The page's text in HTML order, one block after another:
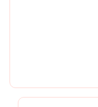
Цветы любимой